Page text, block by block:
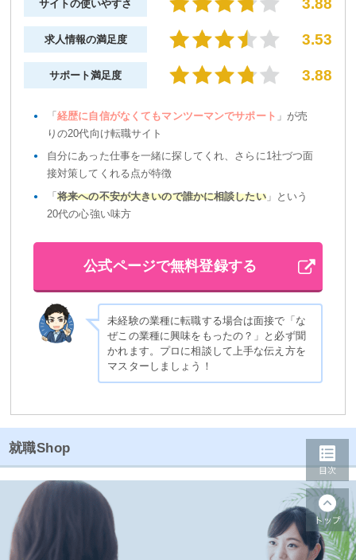
サイトの使いやすさ
求人情報の満足度 3.53
サポート満足度 3.88
「経歴に自信がなくてもマンツーマンでサポート 」が売
りの20代向け転職サイト
自分にあった仕事を一緒に探してくれ、さらに1社づつ面
接対策してくれる点が特徴
「将来への不安が大きいので誰かに相談したい」という
20代の心強い味方
公式ページで無料登録する
未経験の業種に転職する場合は面接で「な
ぜこの業種に興味をもったの？」と必ず聞
かれます。プロに相談して上手な伝え方を
マスターしましょう！
就職Shop